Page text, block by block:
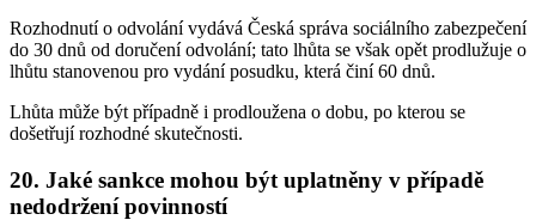
Rozhodnutí o odvolání vydává Česká správa sociálního zabezpečení
do 30 dnů od doručení odvolání; tato lhůta se však opět prodlužuje o
lhůtu stanovenou pro vydání posudku, která činí 60 dnů.
Lhůta může být případně i prodloužena o dobu, po kterou se
došetřují rozhodné skutečnosti.
20. Jaké sankce mohou být uplatněny v případě
nedodržení povinností